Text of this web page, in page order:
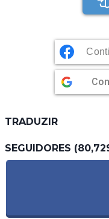
TRADUZIR
SEGUIDORES